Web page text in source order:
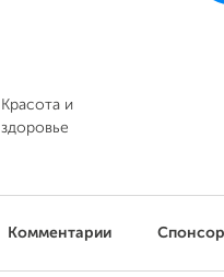
Красота и
здоровье
Комментарии